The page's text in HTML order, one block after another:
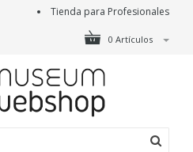
Tienda para Profesionales
0 Artículos